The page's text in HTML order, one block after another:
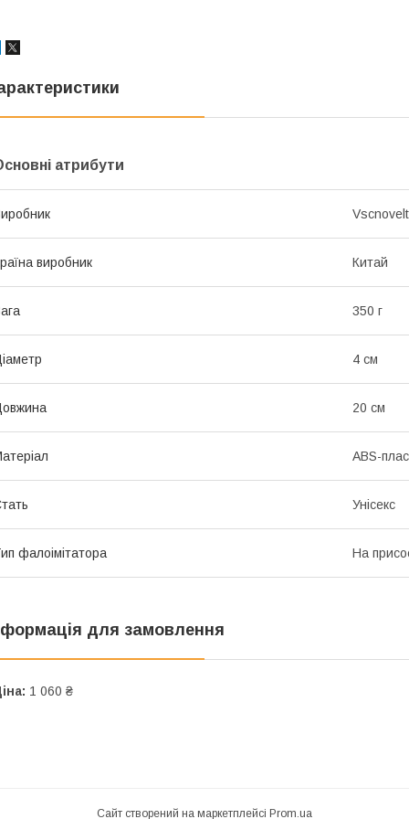
атрибути
виробник Китай
350 г
4 см
20 см
ABS-
Унісекс
фалоімітатора На
для замовлення
1 060 ₴
Сайт створений на маркетплейсі Prom.ua